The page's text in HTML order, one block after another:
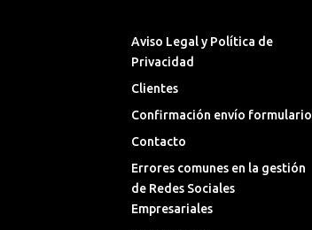
Aviso Legal y Política de
Privacidad
Clientes
Confirmación envío formulario
Contacto
Errores comunes en la gestión
de Redes Sociales
Empresariales